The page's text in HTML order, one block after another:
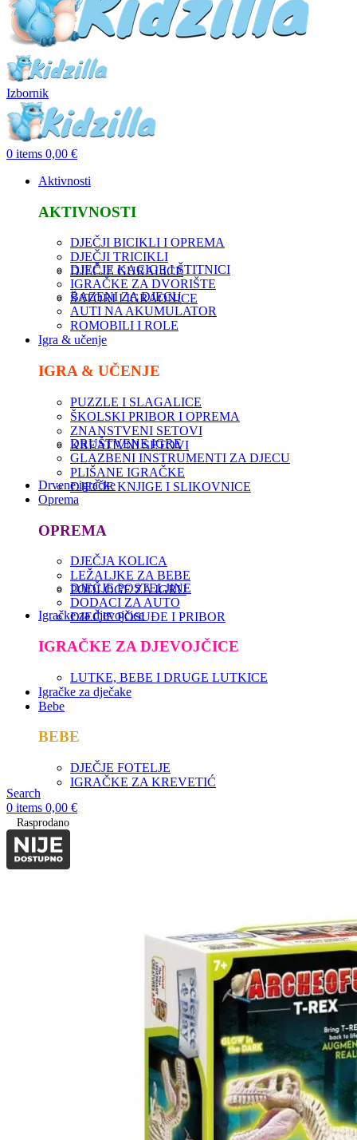
Izbornik
0 items 0,00 €
Aktivnosti
AKTIVNOSTI
DJEČJI BICIKLI I OPREMA
DJEČJI TRICIKLI
DJEČJE GURALICE
DJEČJE KACIGE I ŠTITNICI
IGRAČKE ZA DVORIŠTE
ŠATORI I IGRAONICE
BAZENI ZA DJECU
AUTI NA AKUMULATOR
ROMOBILI I ROLE
Igra & učenje
IGRA & UČENJE
PUZZLE I SLAGALICE
ŠKOLSKI PRIBOR I OPREMA
ZNANSTVENI SETOVI
KREATIVNI SETOVI
DRUŠTVENE IGRE
GLAZBENI INSTRUMENTI ZA DJECU
PLIŠANE IGRAČKE
DJEČJE KNJIGE I SLIKOVNICE
Drvene igračke
Oprema
OPREMA
DJEČJA KOLICA
LEŽALJKE ZA BEBE
PODLOGE ZA IGRU
DJEČJE POSTELJINE
DODACI ZA AUTO
DJEČJE POSUĐE I PRIBOR
Igračke za djevojčice
IGRAČKE ZA DJEVOJČICE
LUTKE, BEBE I DRUGE LUTKICE
Igračke za dječake
Bebe
BEBE
DJEČJE FOTELJE
IGRAČKE ZA KREVETIĆ
Search
0 items 0,00 €
Rasprodano